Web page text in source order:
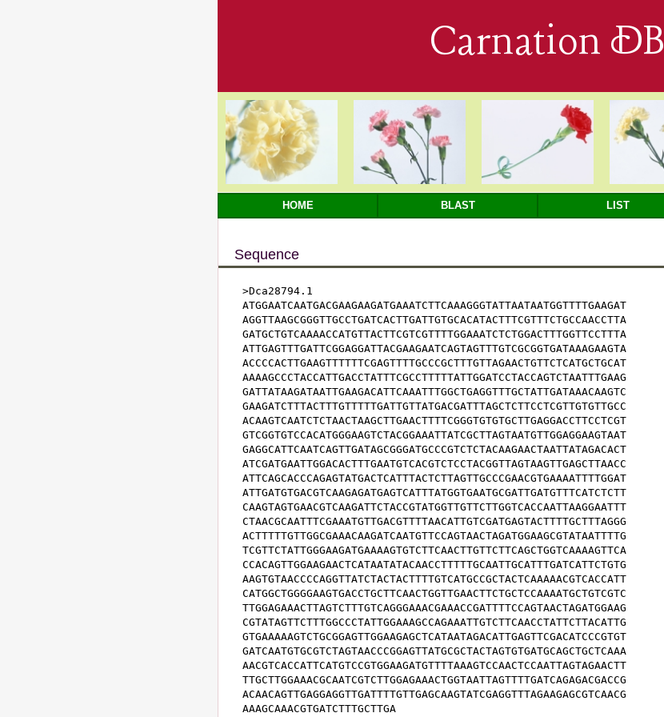
Carnation DB
HOME BLAST LIST
Sequence
>Dca28794.1
ATGGAATCAATGACGAAGAAGATGAAATCTTCAAAGGGTATTAATAATGGTTTTGAAGAT
AGGTTAAGCGGGTTGCCTGATCACTTGATTGTGCACATACTTTCGTTTCTGCCAACCTTA
GATGCTGTCAAAACCATGTTACTTCGTCGTTTTGGAAATCTCTGGACTTTGGTTCCTTTA
ATTGAGTTTGATTCGGAGGATTACGAAGAATCAGTAGTTTGTCGCGGTGATAAAGAAGTA
ACCCCACTTGAAGTTTTTTCGAGTTTTGCCCGCTTTGTTAGAACTGTTCTCATGCTGCAT
AAAAGCCCTACCATTGACCTATTTCGCCTTTTTATTGGATCCTACCAGTCTAATTTGAAG
GATTATAAGATAATTGAAGACATTCAAATTTGGCTGAGGTTTGCTATTGATAAACAAGTC
GAAGATCTTTACTTTGTTTTTGATTGTTATGACGATTTAGCTCTTCCTCGTTGTGTTGCC
ACAAGTCAATCTCTAACTAAGCTTGAACTTTTCGGGTGTGTGCTTGAGGACCTTCCTCGT
GTCGGTGTCCACATGGGAAGTCTACGGAAATTATCGCTTAGTAATGTTGGAGGAAGTAAT
GAGGCATTCAATCAGTTGATAGCGGGATGCCCGTCTCTACAAGAACTAATTATAGACACT
ATCGATGAATTGGACACTTTGAATGTCACGTCTCCTACGGTTAGTAAGTTGAGCTTAACC
ATTCAGCACCCAGAGTATGACTCATTTACTCTTAGTTGCCCGAACGTGAAAATTTTGGAT
ATTGATGTGACGTCAAGAGATGAGTCATTTATGGTGAATGCGATTGATGTTTCATCTCTT
CAAGTAGTGAACGTCAAGATTCTACCGTATGGTTGTTCTTGGTCACCAATTAAGGAATTT
CTAACGCAATTTCGAAATGTTGACGTTTTAACATTGTCGATGAGTACTTTTGCTTTAGGG
ACTTTTTGTTGGCGAAACAAGATCAATGTTCCAGTAACTAGATGGAAGCGTATAATTTTG
TCGTTCTATTGGGAAGATGAAAAGTGTCTTCAACTTGTTCTTCAGCTGGTCAAAAGTTCA
CCACAGTTGGAAGAACTCATAATATACAACCTTTTTGCAATTGCATTTGATCATTCTGTG
AAGTGTAACCCCAGGTTATCTACTACTTTTGTCATGCCGCTACTCAAAAACGTCACCATT
CATGGCTGGGGAAGTGACCTGCTTCAACTGGTTGAACTTCTGCTCCAAAATGCTGTCGTC
TTGGAGAAACTTAGTCTTTGTCAGGGAAACGAAACCGATTTTCCAGTAACTAGATGGAAG
CGTATAGTTCTTTGGCCCTATTGGAAAGCCAGAAATTGTCTTCAACCTATTCTTACATTG
GTGAAAAAGTCTGCGGAGTTGGAAGAGCTCATAATAGACATTGAGTTCGACATCCCGTGT
GATCAATGTGCGTCTAGTAACCCGGAGTTATGCGCTACTAGTGTGATGCAGCTGCTCAAA
AACGTCACCATTCATGTCCGTGGAAGATGTTTTAAAGTCCAACTCCAATTAGTAGAACTT
TTGCTTGGAAACGCAATCGTCTTGGAGAAACTGGTAATTAGTTTTGATCAGAGACGACCG
ACAACAGTTGAGGAGGTTGATTTTGTTGAGCAAGTATCGAGGTTTAGAAGAGCGTCAACG
AAAGCAAACGTGATCTTTGCTTGA